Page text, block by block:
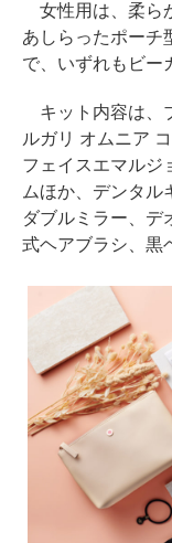
女性用は、柔ら
あしらったポーチ
で、いずれもビー
キット内容は、
ルガリ オムニア
フェイスエマルジ
ムほか、デンタル
ダブルミラー、デ
式ヘアブラシ、黒